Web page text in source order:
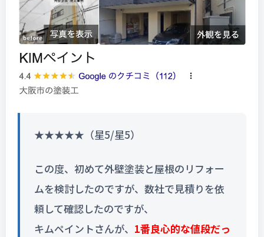
★★★★★（星5/星5）
この度、初めて外壁塗装と屋根のリフォー
ムを検討したのですが、数社で見積りを依
頼して確認したのですが、
キムペイントさんが、 1番良心的な値段だっ